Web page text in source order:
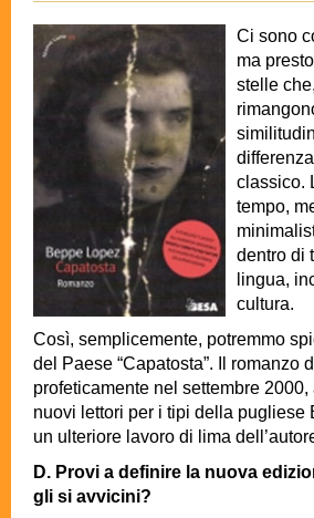
Ci sono
ma
stelle
classico.
tempo,
dentro di
lingua,
cultura.
Così, semplicemente, potremmo
del Paese “Capatosta”. Il
profeticamente nel settembre
nuovi lettori per i tipi della pugliese
un ulteriore lavoro di lima
D. Provi a definire la nuova
gli si avvicini?